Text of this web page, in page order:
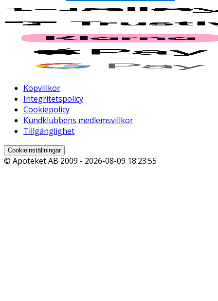
Köpvillkor
Integritetspolicy
Cookiepolicy
Kundklubbens medlemsvillkor
Tillgänglighet
Cookieinställningar
© Apoteket AB 2009 - 2026-08-09 18:23:55